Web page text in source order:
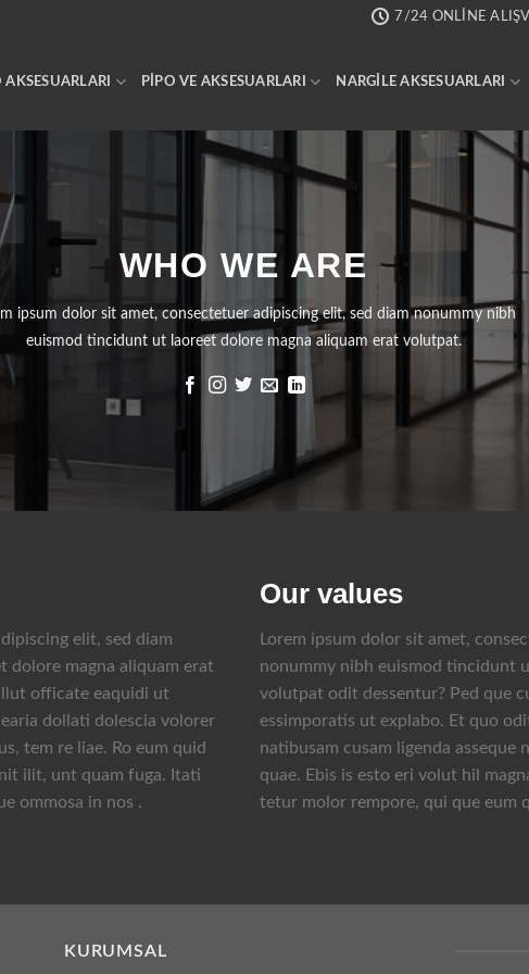
7/24 ONLINE
AKSESUARLARI PIPO VE AKSESUARLARI NARGILE AKSESUARLARI
WHO WE ARE
ipsum dolor sit amet, consectetuer adipiscing elit, sed diam nonummy nibh
euismod tincidunt ut laoreet dolore magna aliquam erat volutpat.
elit, sed diam
dolore magna aliquam erat
officate eaquidi ut
dollati dolescia volorer
tem re liae. Ro eum quid
ilit, unt quam fuga. Itati
ommosa in nos .
Our values
Lorem ipsum dolor sit amet,
nonummy nibh euismod tincidunt
volutpat odit dessentur? Ped que
essimporatis ut explabo. Et quo
natibusam cusam ligenda asseque
quae. Ebis is esto eri volut hil
tetur molor rempore, qui que eum
KURUMSAL